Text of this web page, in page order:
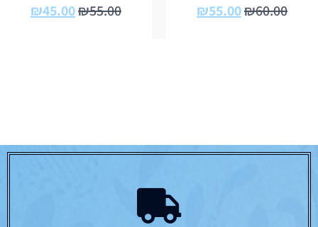
₪60.00
₪55.00
₪55.00
₪45.00